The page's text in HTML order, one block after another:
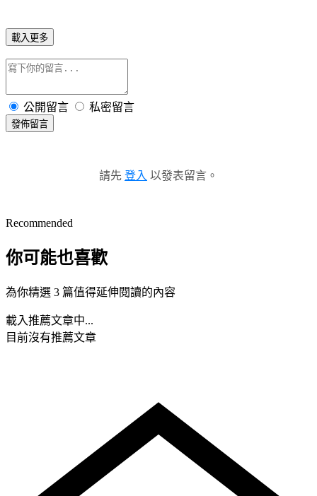
載入更多
公開留言 私密留言
發佈留言
請先 登入 以發表留言。
Recommended
你可能也喜歡
為你精選 3 篇值得延伸閱讀的內容
載入推薦文章中...
目前沒有推薦文章